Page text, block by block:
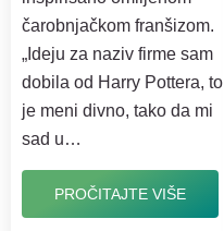
čarobnjačkom franšizom.
„Ideju za naziv firme sam
dobila od Harry Pottera, to
je meni divno, tako da mi
sad u…
PROČITAJTE VIŠE